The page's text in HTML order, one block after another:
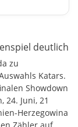
deutlich
zu
Katars.
Showdown
24. Juni, 21
Herzegowina
Zähler auf